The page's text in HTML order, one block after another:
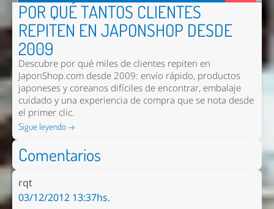
POR QUÉ TANTOS CLIENTES
REPITEN EN JAPONSHOP DESDE
2009
Descubre por qué miles de clientes repiten en
JaponShop.com desde 2009: envío rápido, productos
japoneses y coreanos difíciles de encontrar, embalaje
cuidado y una experiencia de compra que se nota desde
el primer clic.
Sigue leyendo →
Comentarios
rqt
03/12/2012 13:37hs.